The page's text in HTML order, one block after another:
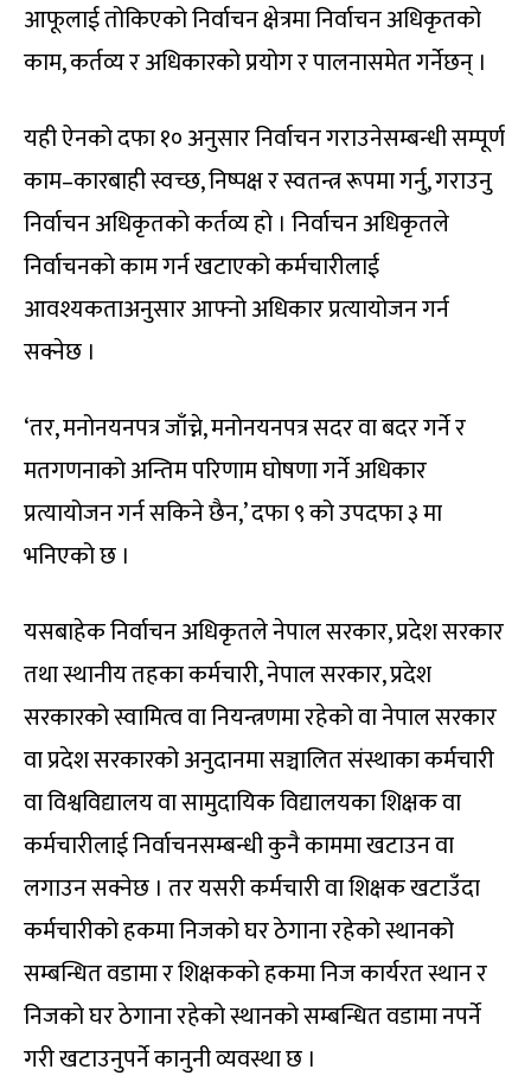
आफूलाई तोकिएको निर्वाचन क्षेत्रमा निर्वाचन अधिकृतको
काम, कर्तव्य र अधिकारको प्रयोग र पालनासमेत गर्नेछन् ।
यही ऐनको दफा १० अनुसार निर्वाचन गराउनेसम्बन्धी सम्पूर्ण
काम–कारबाही स्वच्छ, निष्पक्ष र स्वतन्त्र रूपमा गर्नु, गराउनु
निर्वाचन अधिकृतको कर्तव्य हो । निर्वाचन अधिकृतले
निर्वाचनको काम गर्न खटाएको कर्मचारीलाई
आवश्यकताअनुसार आफ्नो अधिकार प्रत्यायोजन गर्न
सक्नेछ ।
‘तर, मनोनयनपत्र जाँच्ने, मनोनयनपत्र सदर वा बदर गर्ने र
मतगणनाको अन्तिम परिणाम घोषणा गर्ने अधिकार
प्रत्यायोजन गर्न सकिने छैन,’ दफा ९ को उपदफा ३ मा
भनिएको छ ।
यसबाहेक निर्वाचन अधिकृतले नेपाल सरकार, प्रदेश सरकार
तथा स्थानीय तहका कर्मचारी, नेपाल सरकार, प्रदेश
सरकारको स्वामित्व वा नियन्त्रणमा रहेको वा नेपाल सरकार
वा प्रदेश सरकारको अनुदानमा सञ्चालित संस्थाका कर्मचारी
वा विश्वविद्यालय वा सामुदायिक विद्यालयका शिक्षक वा
कर्मचारीलाई निर्वाचनसम्बन्धी कुनै काममा खटाउन वा
लगाउन सक्नेछ । तर यसरी कर्मचारी वा शिक्षक खटाउँदा
कर्मचारीको हकमा निजको घर ठेगाना रहेको स्थानको
सम्बन्धित वडामा र शिक्षकको हकमा निज कार्यरत स्थान र
निजको घर ठेगाना रहेको स्थानको सम्बन्धित वडामा नपर्ने
गरी खटाउनुपर्ने कानुनी व्यवस्था छ ।